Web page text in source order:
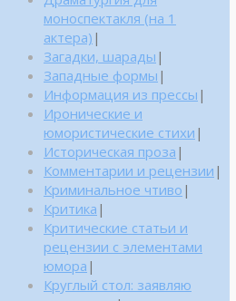
моноспектакля (на 1
актера) |
Загадки, шарады |
Западные формы |
Информация из прессы |
Иронические и
юмористические стихи |
Историческая проза |
Комментарии и рецензии |
Криминальное чтиво |
Критика |
Критические статьи и
рецензии с элементами
юмора |
Круглый стол: заявляю